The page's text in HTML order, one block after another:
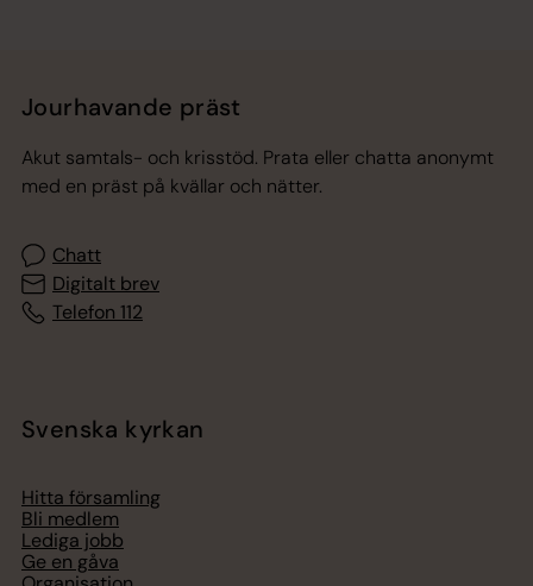
Jourhavande präst
Akut samtals- och krisstöd. Prata eller chatta anonymt
med en präst på kvällar och nätter.
Chatt
Digitalt brev
Telefon 112
Svenska kyrkan
Hitta församling
Bli medlem
Lediga jobb
Ge en gåva